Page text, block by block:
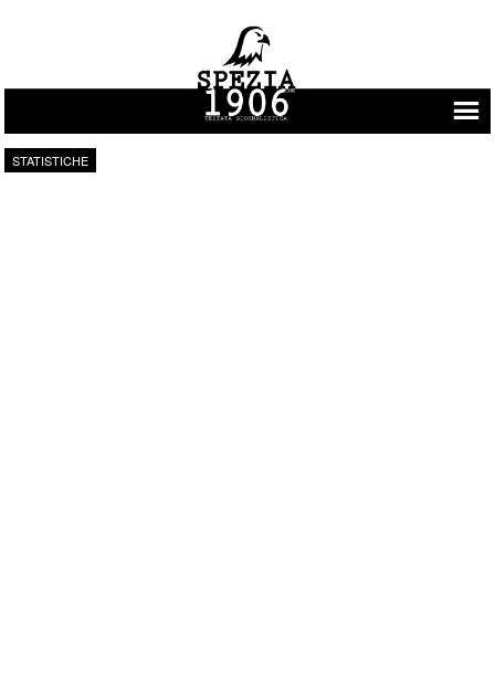
Vai al contenuto
STATISTICHE